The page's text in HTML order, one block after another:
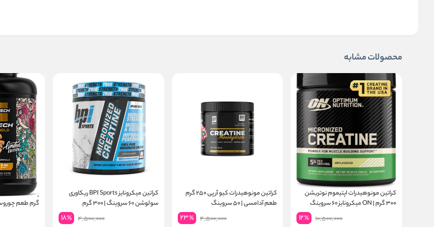
محصولات مشابه
کراتین مونوهیدرات اپتیموم نوتریشن
۳۰۰ گرم | ON میکرونایز ۶۰ سروینگ
10,500,000
12%
کراتین مونوهیدرات کیو آر پی ۲۵۰ گرم
طعم آدامسی | ۵۰ سروینگ
4,500,000
23%
کراتین میکرونایز BPI Sports ریکاوری
سولوشن ۶۰ سروینگ | ۳۰۰ گرم
4,500,000
18%
گرم طعم چوروس | ۲۴ گرم